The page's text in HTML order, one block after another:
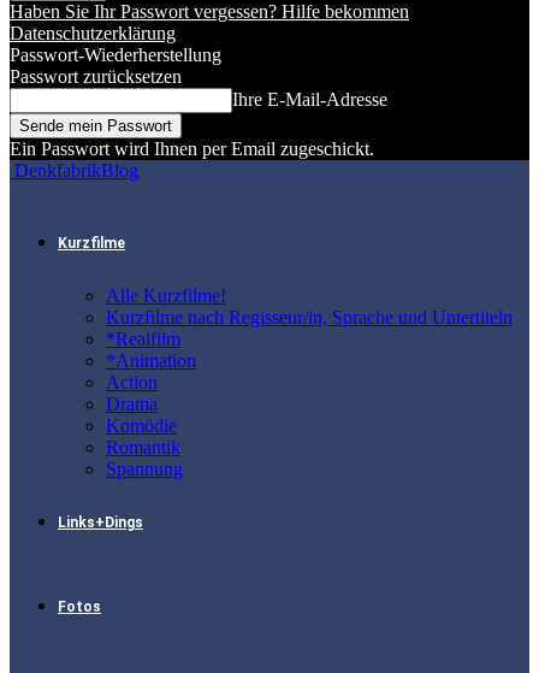
Haben Sie Ihr Passwort vergessen? Hilfe bekommen
Datenschutzerklärung
Passwort-Wiederherstellung
Passwort zurücksetzen
Ihre E-Mail-Adresse
Ein Passwort wird Ihnen per Email zugeschickt.
DenkfabrikBlog
Kurzfilme
Alle Kurzfilme!
Kurzfilme nach Regisseur/in, Sprache und Untertiteln
*Realfilm
*Animation
Action
Drama
Komödie
Romantik
Spannung
Links+Dings
Fotos